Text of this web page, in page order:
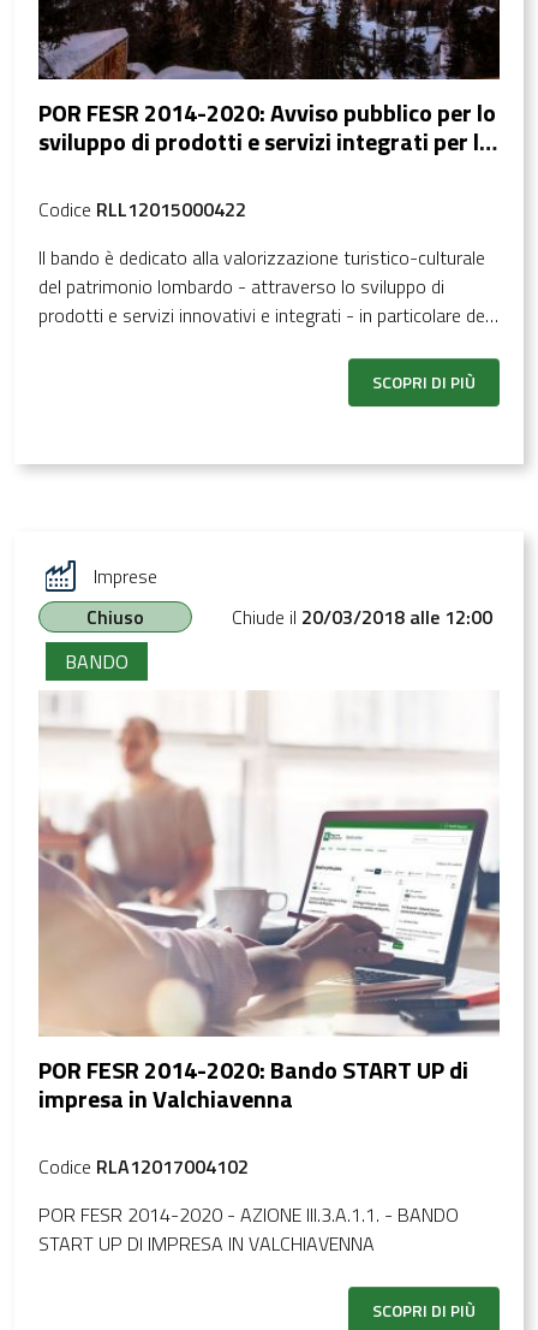
POR FESR 2014-2020: Avviso pubblico per lo
sviluppo di prodotti e servizi integrati per la
culturali e naturali della Lombardia
Codice RLL12015000422
Il bando è dedicato alla valorizzazione turistico-culturale
del patrimonio lombardo - attraverso lo sviluppo di
prodotti e servizi innovativi e integrati - in particolare dei
per il grado di unicità ed eccellenza che rappresentano: il
Patrimonio UNESCO e il Patrimonio lirico
SCOPRI DI PIÙ
Imprese
Chiuso
Chiude il 20/03/2018 alle 12:00
BANDO
POR FESR 2014-2020: Bando START UP di
impresa in Valchiavenna
Codice RLA12017004102
POR FESR 2014-2020 - AZIONE III.3.A.1.1. - BANDO
START UP DI IMPRESA IN VALCHIAVENNA
SCOPRI DI PIÙ